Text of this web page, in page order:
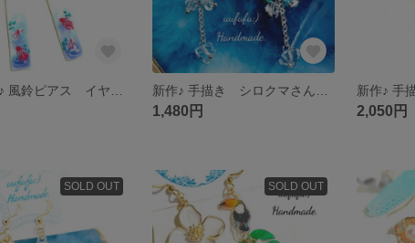
1,480円 2,050円
SOLD OUT SOLD OUT